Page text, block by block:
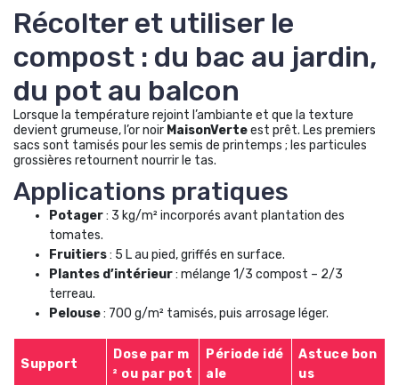
Récolter et utiliser le
compost : du bac au jardin,
du pot au balcon
Lorsque la température rejoint l’ambiante et que la texture
devient grumeuse, l’or noir MaisonVerteest prêt. Les premiers
sacs sont tamisés pour les semis de printemps ; les particules
grossières retournent nourrir le tas.
Applications pratiques
Potager: 3 kg/m² incorporés avant plantation des
tomates.
Fruitiers: 5 L au pied, griffés en surface.
Plantes d’intérieur: mélange 1/3 compost – 2/3
terreau.
Pelouse: 700 g/m² tamisés, puis arrosage léger.
Support
Dose par m
² ou par pot
Période idé
ale
Astuce bon
us